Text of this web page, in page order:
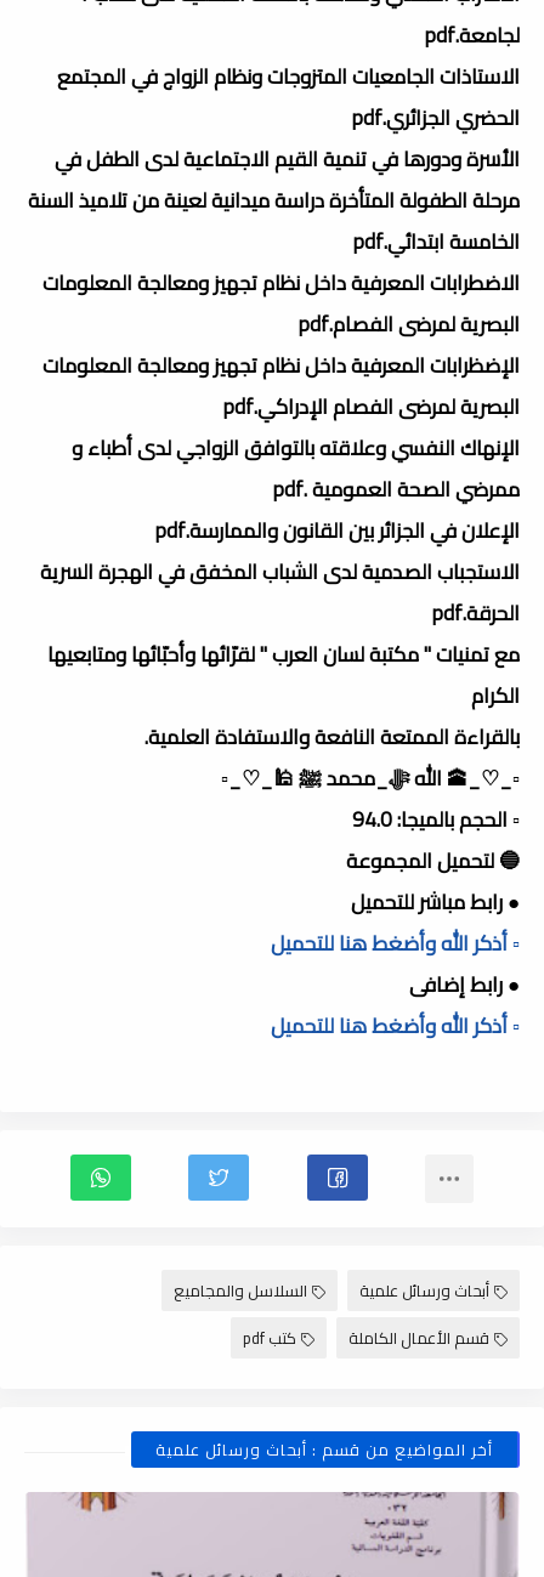
لجامعة.pdf
الاستاذات الجامعيات المتزوجات ونظام الزواج في المجتمع
الحضري الجزائري.pdf
الأسرة ودورھا في تنمیة القیم الاجتماعیة لدى الطفل في
مرحلة الطفولة المتأخرة دراسة میدانیة لعینة من تلامیذ السنة
الخامسة ابتدائي.pdf
الاضطرابات المعرفية داخل نظام تجهيز ومعالجة المعلومات
البصرية لمرضى الفصام.pdf
الإضظرابات المعرفية داخل نظام تجهيز ومعالجة المعلومات
البصرية لمرضى الفصام الإدراكي.pdf
الإنهاك النفسي وعلاقته بالتوافق الزواجي لدى أطباء و
ممرضي الصحة العمومية .pdf
الإعلان في الجزائر بين القانون والممارسة.pdf
الاستجباب الصدمية لدى الشباب المخفق في الهجرة السرية
الحرقة.pdf
مع تمنيات " مكتبة لسان العرب " لقرّائها وأحبّائها ومتابعيها
الكرام
بالقراءة الممتعة النافعة والاستفادة العلمية.
▫️_♡_🕋 الله ﷻ_محمد ﷺ 🕌_♡_▫️
▫️ الحجم بالميجا: 94.0
🔵 لتحميل المجموعة
● رابط مباشر للتحميل
▫️ أذكر الله وأضغط هنا للتحميل
● رابط إضافى
▫️ أذكر الله وأضغط هنا للتحميل
أبحاث ورسائل علمية
السلاسل والمجاميع
قسم الأعمال الكاملة
كتب pdf
أخر المواضيع من قسم : أبحاث ورسائل علمية